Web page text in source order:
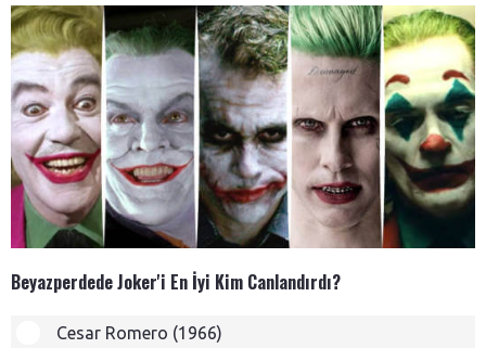
Beyazperdede Joker'i En İyi Kim Canlandırdı?
Cesar Romero (1966)